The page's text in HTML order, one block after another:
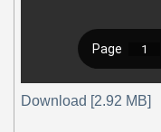
Download [2.92 MB]